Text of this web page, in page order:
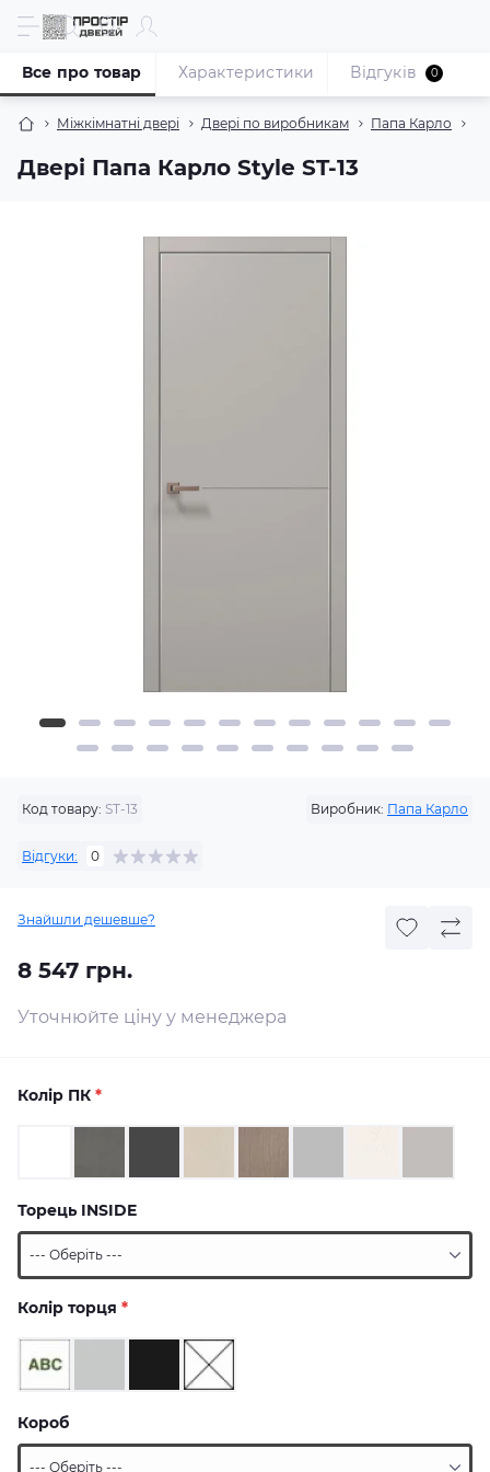
Міжкімнатні двері Двері по виробникам Папа Карло
Двері Папа Карло Style ST-13
Все про товар Характеристики Відгуків 0
Код товару: ST-13 Виробник: Папа Карло
Відгуки: 0
Знайшли дешевше?
8 547 грн.
Уточнюйте ціну у менеджера
Колір ПК *
Торець INSIDE
Колір торця *
Короб